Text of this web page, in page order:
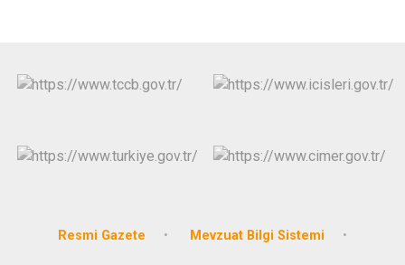
Resmi Gazete Mevzuat Bilgi Sistemi